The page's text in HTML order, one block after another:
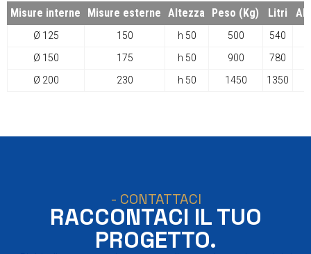
Misure interne Misure esterne Altezza Peso (Kg) Litri
Ø 125 150 h 50 500
540
Ø 150
175 h 50 900
780
Ø 200
230 h 50 1450 1350
- CONTATTACI
RACCONTACI IL TUO
PROGETTO.